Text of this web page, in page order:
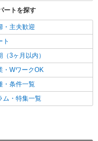
ートを探す
・主夫歓迎
ト
（3ヶ月以内）
・WワークOK
・条件一覧
ム・特集一覧